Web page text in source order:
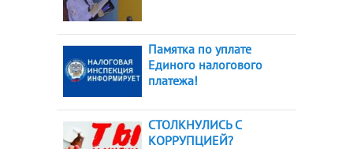
Памятка по уплате
Единого налогового
платежа!
СТОЛКНУЛИСЬ С
КОРРУПЦИЕЙ?